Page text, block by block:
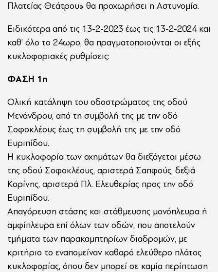
Πλατείας Θεάτρου» θα προχωρήσει η Αστυνομία.
Ειδικότερα από τις 13-2-2023 έως τις 13-2-2024 και
καθ’ όλο το 24ωρο, θα πραγματοποιούνται οι εξής
κυκλοφοριακές ρυθμίσεις:
ΦΑΣΗ 1η
Ολική κατάληψη του οδοστρώματος της οδού
Μενάνδρου, από τη συμβολή της με την οδό
Σοφοκλέους έως τη συμβολή της με την οδό
Ευριπίδου.
Η κυκλοφορία των οχημάτων θα διεξάγεται μέσω
της οδού Σοφοκλέους, αριστερά Σαπφούς, δεξιά
Κορίνης, αριστερά Πλ. Ελευθερίας προς την οδό
Ευριπίδου.
Απαγόρευση στάσης και στάθμευσης μονόπλευρα ή
αμφίπλευρα επί όλων των οδών, που αποτελούν
τμήματα των παρακαμπτηρίων διαδρομών, με
κριτήριο το εναπομείναν καθαρό ελεύθερο πλάτος
κυκλοφορίας, όπου δεν μπορεί σε καμία περίπτωση